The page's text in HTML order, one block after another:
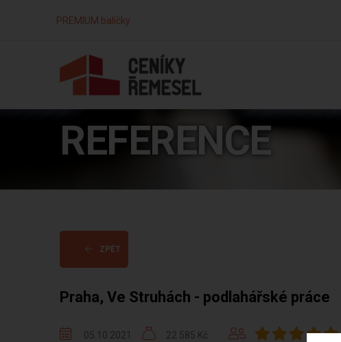
PREMIUM balíčky
REFERENCE
ZPĚT
Praha, Ve Struhách - podlahářské práce
05.10.2021 22 585 Kč